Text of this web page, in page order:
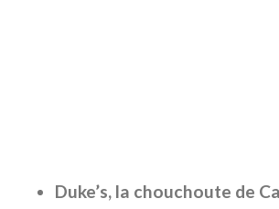
Duke’s, la chouchoute de